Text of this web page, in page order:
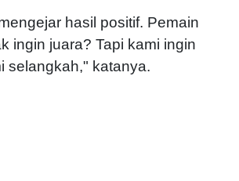
hasil positif. Pemain
ingin juara? Tapi kami ingin
selangkah," katanya.